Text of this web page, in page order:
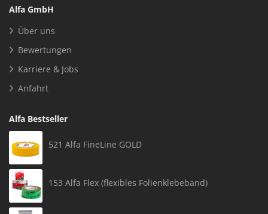
Alfa GmbH
Über uns
Bewertungen
Karriere & Jobs
Anfahrt
Alfa Bestseller
521 Alfa FineLine GOLD
153 Alfa Flex (flexibles Folienklebeband)